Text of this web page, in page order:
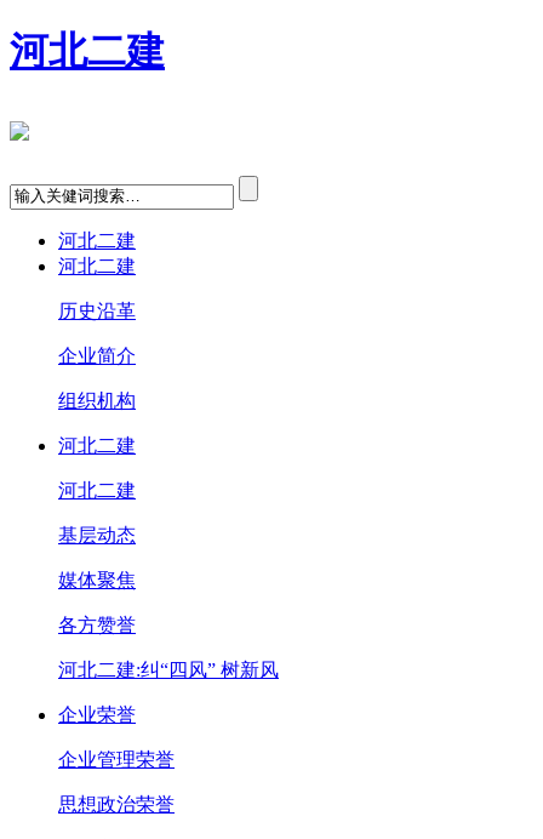
河北二建
河北二建
河北二建
历史沿革
企业简介
组织机构
河北二建
河北二建
基层动态
媒体聚焦
各方赞誉
河北二建:纠“四风” 树新风
企业荣誉
企业管理荣誉
思想政治荣誉